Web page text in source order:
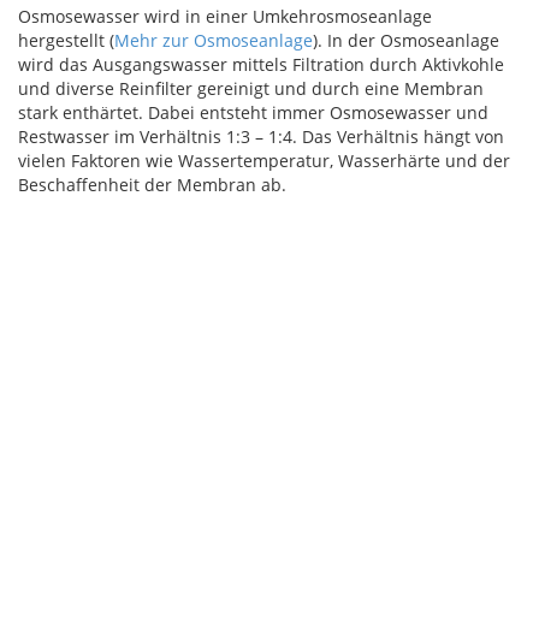
Osmosewasser wird in einer Umkehrosmoseanlage
hergestellt (Mehr zur Osmoseanlage). In der Osmoseanlage
wird das Ausgangswasser mittels Filtration durch Aktivkohle
und diverse Reinfilter gereinigt und durch eine Membran
stark enthärtet. Dabei entsteht immer Osmosewasser und
Restwasser im Verhältnis 1:3 – 1:4. Das Verhältnis hängt von
vielen Faktoren wie Wassertemperatur, Wasserhärte und der
Beschaffenheit der Membran ab.